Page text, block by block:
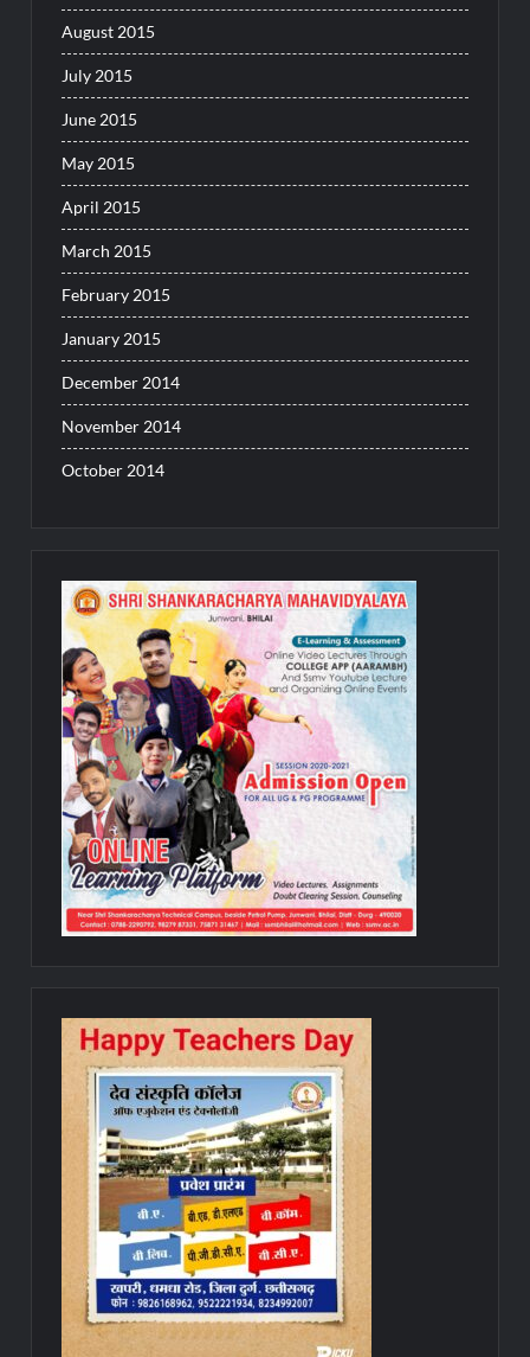
August 2015
July 2015
June 2015
May 2015
April 2015
March 2015
February 2015
January 2015
December 2014
November 2014
October 2014